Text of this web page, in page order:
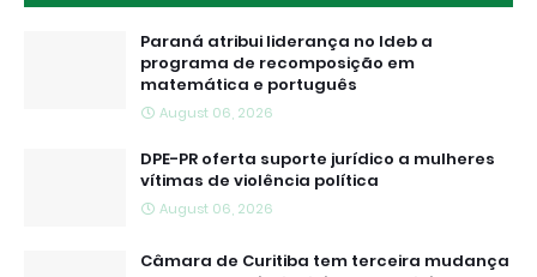
Paraná atribui liderança no Ideb a
programa de recomposição em
matemática e português
August 06, 2026
DPE-PR oferta suporte jurídico a mulheres
vítimas de violência política
August 06, 2026
Câmara de Curitiba tem terceira mudança